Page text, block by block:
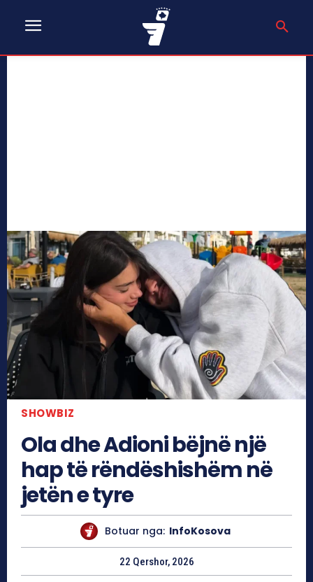
SHOWBIZ
Ola dhe Adioni bëjnë një
hap të rëndëshishëm në
jetën e tyre
Botuar nga: InfoKosova
22 Qershor, 2026